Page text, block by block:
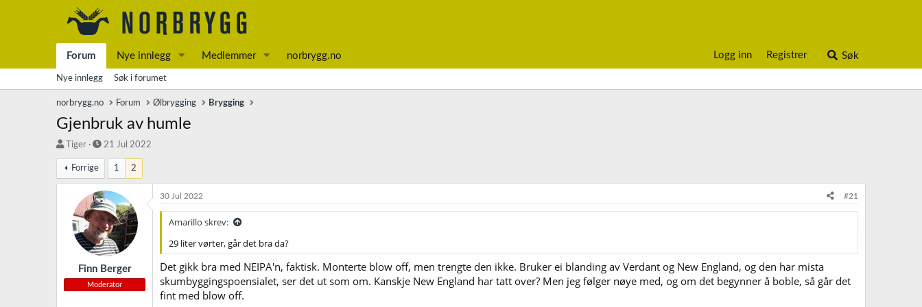
Forum Nye innlegg Medlemmer norbrygg.no Logg inn Registrer Søk
Nye innlegg Søk i forumet
norbrygg.no Forum Ølbrygging Brygging
Gjenbruk av humle
T
å
d
Tiger
S
r
t
d
a
t
o
21 Jul 2022
Forrige 1 2
Finn Berger
Moderator
30 Jul 2022 #21
Amarillo skrev:
29 liter vørter, går det bra da?
Det gikk bra med NEIPA'n, faktisk. Monterte blow off, men trengte den ikke. Bruker ei blanding av Verdant og New England, og den har mista
skumbyggingspoensialet, ser det ut som om. Kanskje New England har tatt over? Men jeg følger nøye med, og om det begynner å boble, så går det
fint med blow off.